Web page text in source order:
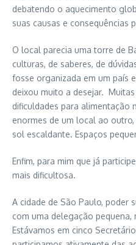
debatendo o aquecimento
suas causas e consequências
O local parecia uma torre de
culturas, de saberes, de
fosse organizada em um país
deixou muito a desejar.
dificuldades para alimentação
enormes de um local ao
sol escaldante. Espaços
Enfim, para mim que já
mais dificultosa.
A cidade de São Paulo, poder
com uma delegação
Estávamos em cinco